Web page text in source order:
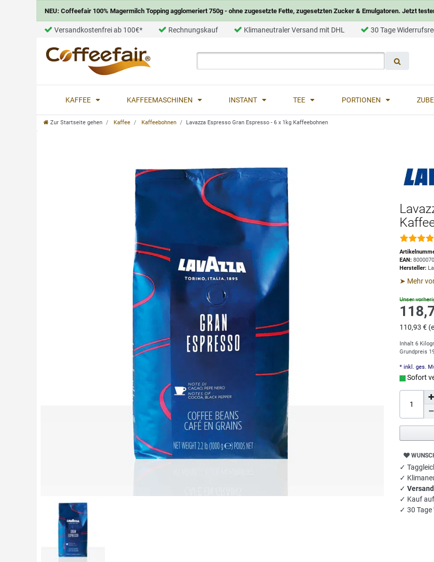
NEU: Coffeefair 100% Magermilch Topping agglomeriert 750g - ohne zugesetzte Fette, zugesetzten Zucker & Emulgatoren. Jetzt
Versandkostenfrei ab 100€* Rechnungskauf Klimaneutraler Versand mit DHL 30 Tage
KAFFEE KAFFEEMASCHINEN INSTANT TEE PORTIONEN
Zur Startseite gehen Kaffee Kaffeebohnen Lavazza Espresso Gran Espresso - 6 x 1kg Kaffeebohnen
EAN:
Hersteller:
➤ Mehr
Unser
110,93 €
Inhalt6
Grundpreis
* inkl. ges.
Sofort
✓
✓
✓
✓ Kauf
✓ 30